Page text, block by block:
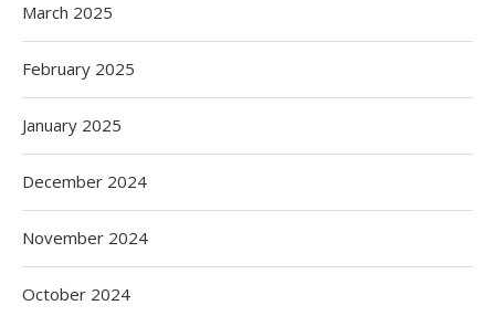
March 2025
February 2025
January 2025
December 2024
November 2024
October 2024